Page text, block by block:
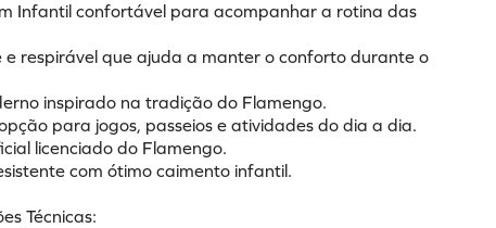
Infantil confortável para acompanhar a rotina das
e respirável que ajuda a manter o conforto durante o
inspirado na tradição do Flamengo.
para jogos, passeios e atividades do dia a dia.
licenciado do Flamengo.
com ótimo caimento infantil.
Técnicas: